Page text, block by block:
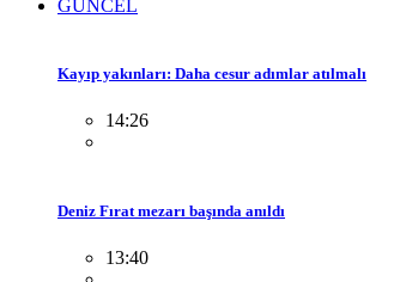
GÜNCEL
Kayıp yakınları: Daha cesur adımlar atılmalı
14:26
Deniz Fırat mezarı başında anıldı
13:40